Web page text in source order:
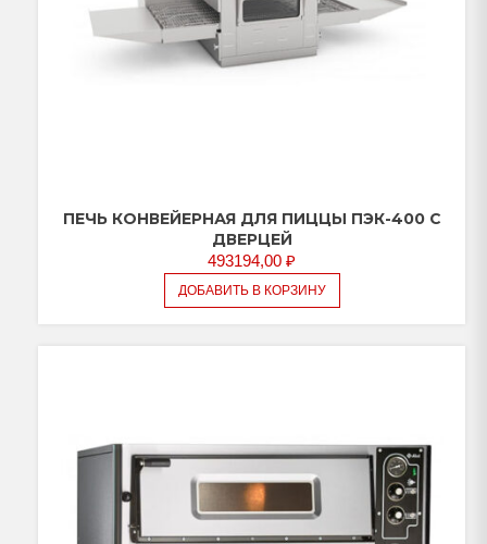
ПЕЧЬ КОНВЕЙЕРНАЯ ДЛЯ ПИЦЦЫ ПЭК-400 С
ДВЕРЦЕЙ
493194,00 ₽
ДОБАВИТЬ В КОРЗИНУ